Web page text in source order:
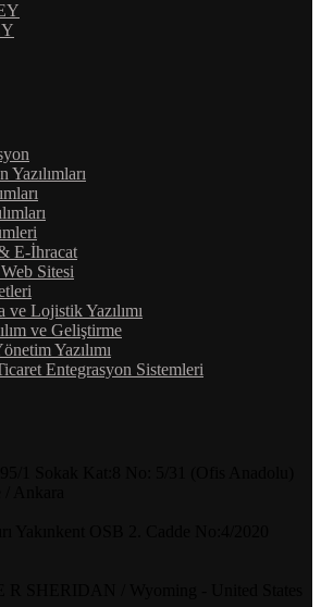
Yazılımları
E-İhracat
Sitesi
ve Lojistik Yazılımı
ve Geliştirme
Yazılımı
Entegrasyon Sistemleri